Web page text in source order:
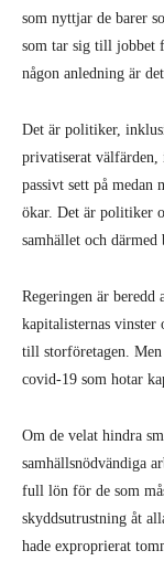
som nyttjar de barer
som tar sig till jobbet
någon anledning är
Det är politiker,
privatiserat
passivt sett på
ökar. Det är politiker
samhället och
Regeringen är beredd
kapitalisternas
till storföretagen. Men
covid-19 som hotar
Om de velat hindra
samhällsnödvändiga
full lön för de som
skyddsutrustning åt
hade exproprierat